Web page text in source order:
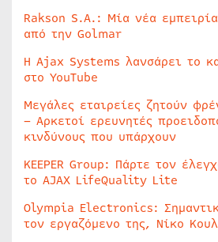
Rakson S.A.: Μία νέα
από την Golmar
Η Ajax Systems λανσάρει το
στο YouTube
Μεγάλες εταιρείες ζητούν
– Αρκετοί ερευνητές
κινδύνους που υπάρχουν
KEEPER Group: Πάρτε τον
το AJAX LifeQuality Lite
Olympia Electronics:
τον εργαζόμενο της, Νίκο